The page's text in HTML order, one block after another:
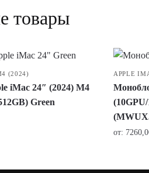
товары
(2024)
iMac 24″ (2024) M4
Green
APPLE
от: